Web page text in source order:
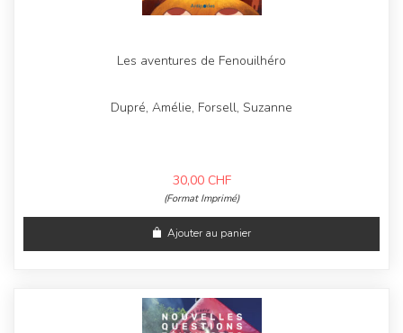
Les aventures de Fenouilhéro
Dupré, Amélie, Forsell, Suzanne
30,00 CHF
(Format Imprimé)
Ajouter au panier